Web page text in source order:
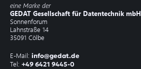
eine Marke der
GEDAT Gesellschaft für Datentechnik mbH
Sonnenforum
Lahnstraße 14
35091 Cölbe
E-Mail: info@gedat.de
Tel: +49 6421 9445-0